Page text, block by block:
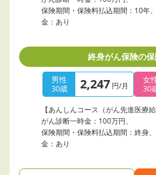
保険期間・保険料払込期間：10年
金：あり
終身がん保険の
男性
30歳
2,247 円/月
女
30
【あんしんコース（がん先進医療
がん診断一時金：100万円、
保険期間・保険料払込期間：終身
金：あり